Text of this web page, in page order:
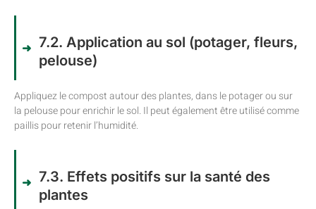
7.2. Application au sol (potager, fleurs,
pelouse)
Appliquez le compost autour des plantes, dans le potager ou sur
la pelouse pour enrichir le sol. Il peut également être utilisé comme
paillis pour retenir l’humidité.
7.3. Effets positifs sur la santé des
plantes